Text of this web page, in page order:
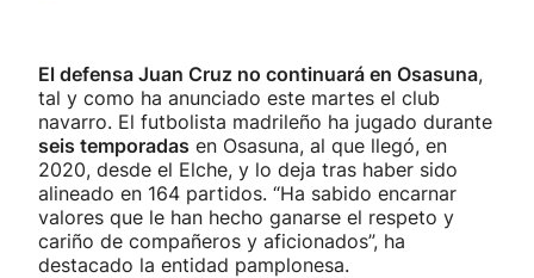
El defensa Juan Cruz no continuará en Osasuna,
tal y como ha anunciado este martes el club
navarro. El futbolista madrileño ha jugado durante
seis temporadas en Osasuna, al que llegó, en
2020, desde el Elche, y lo deja tras haber sido
alineado en 164 partidos. “Ha sabido encarnar
valores que le han hecho ganarse el respeto y
cariño de compañeros y aficionados”, ha
destacado la entidad pamplonesa.